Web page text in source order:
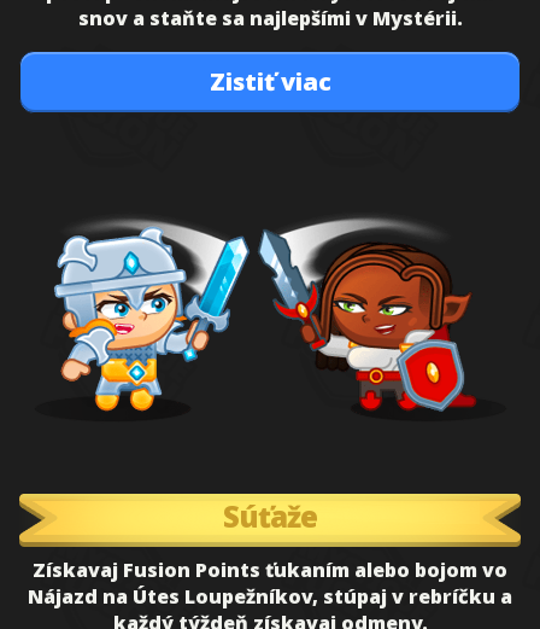
snov a staňte sa najlepšími v Mystérii.
Zistiť viac
Súťaže
Získavaj Fusion Points ťukaním alebo bojom vo
Nájazd na Útes Loupežníkov, stúpaj v rebríčku a
každý týždeň získavaj odmeny.